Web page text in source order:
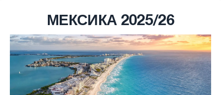
МЕКСИКА 2025/26